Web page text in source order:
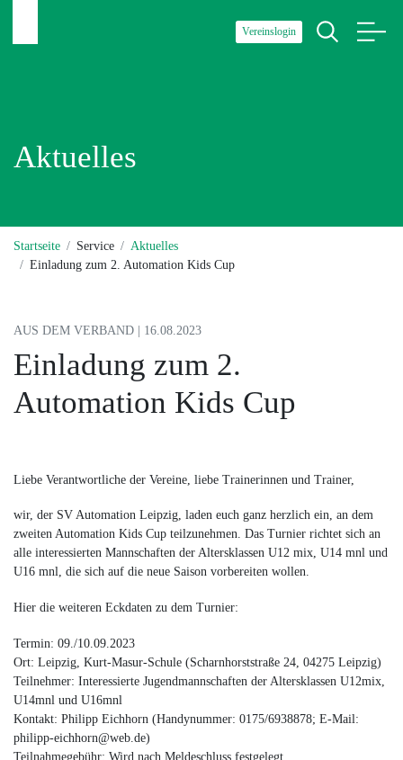
Vereinslogin
Aktuelles
Startseite Service
Aktuelles
Einladung zum 2. Automation Kids Cup
AUS DEM VERBAND | 16.08.2023
Einladung zum 2.
Automation Kids Cup
Liebe Verantwortliche der Vereine, liebe Trainerinnen und Trainer,
wir, der SV Automation Leipzig, laden euch ganz herzlich ein, an dem
zweiten Automation Kids Cup teilzunehmen. Das Turnier richtet sich an
alle interessierten Mannschaften der Altersklassen U12 mix, U14 mnl und
U16 mnl, die sich auf die neue Saison vorbereiten wollen.
Hier die weiteren Eckdaten zu dem Turnier:
Termin: 09./10.09.2023
Ort: Leipzig, Kurt-Masur-Schule (Scharnhorststraße 24, 04275 Leipzig)
Teilnehmer: Interessierte Jugendmannschaften der Altersklassen U12mix,
U14mnl und U16mnl
Kontakt: Philipp Eichhorn (Handynummer: 0175/6938878; E-Mail:
philipp-eichhorn@web.de)
Teilnahmegebühr: Wird nach Meldeschluss festgelegt